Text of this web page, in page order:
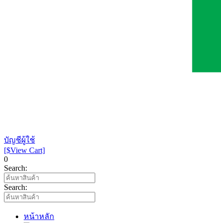
บัญชีผู้ใช้
[$View Cart]
0
Search:
Search:
หน้าหลัก